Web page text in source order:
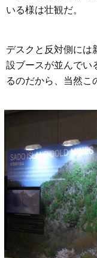
いる様は壮観だ。
デスクと反対側には
設ブースが並んでい
るのだから、当然こ